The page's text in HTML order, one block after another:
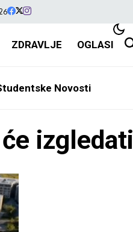
ZDRAVLJE OGLASI
Novosti
izgledati